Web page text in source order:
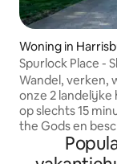
Woning in
Spurlock Place -
Forest (HOT TUB)
Wandel, verken,
onze 2 landelijke
op slechts 15
the Gods en
speelkamer,
ruimte om zich